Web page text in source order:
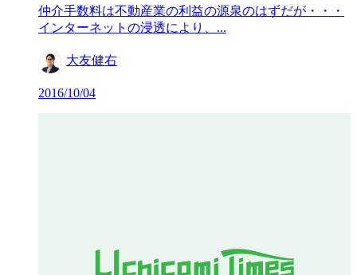
仲介手数料は不動産業の利益の源泉のはずだが・・・
インターネットの浸透により、...
大友健右
2016/10/04